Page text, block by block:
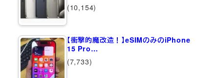
(10,154)
【衝撃的魔改造！】eSIMのみのiPhone
15 Pro…
(7,733)